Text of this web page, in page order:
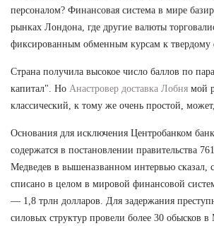
персоналом? Финансовая система в мире
рынках Лондона, где другие валюты
фиксированным обменным курсам к твердому
Страна получила высокое число баллов по
капитал". Но Анастровер доставка Лобня мой
классический, к тому же очень простой,
Основания для исключения Центробанком
содержатся в постановлении правительства
Медведев в вышеназванном интервью сказал,
списано в целом в мировой финансовой
— 1,8 трлн долларов. Для задержания
силовых структур провели более 30 обысков в